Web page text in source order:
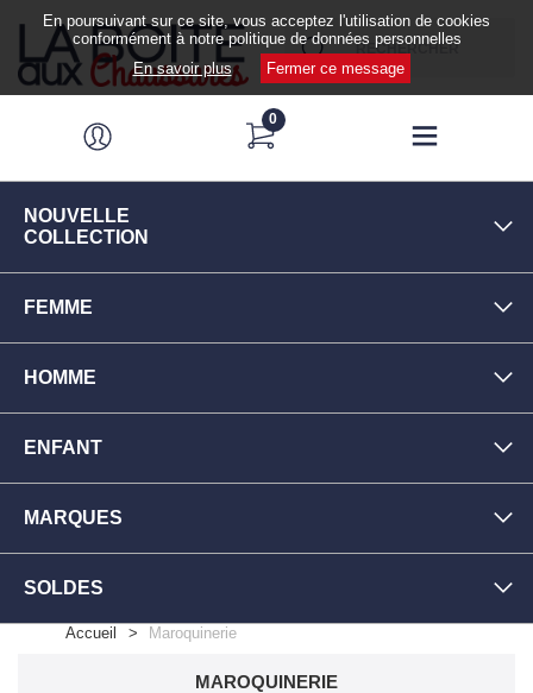
0
NOUVELLE
COLLECTION
FEMME
HOMME
ENFANT
MARQUES
SOLDES
Accueil Maroquinerie
MAROQUINERIE
En poursuivant sur ce site, vous acceptez l'utilisation de cookies
conformément à notre politique de données personnelles
En savoir plus
Fermer ce message